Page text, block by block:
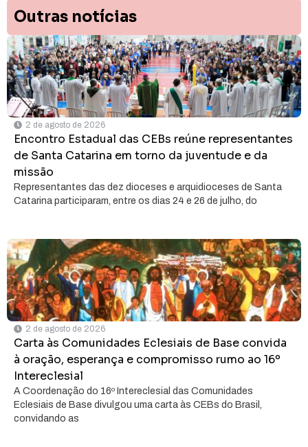
Outras notícias
2 de agosto de 2026
Encontro Estadual das CEBs reúne representantes
de Santa Catarina em torno da juventude e da
missão
Representantes das dez dioceses e arquidioceses de Santa
Catarina participaram, entre os dias 24 e 26 de julho, do
2 de agosto de 2026
Carta às Comunidades Eclesiais de Base convida
à oração, esperança e compromisso rumo ao 16º
Intereclesial
A Coordenação do 16º Intereclesial das Comunidades
Eclesiais de Base divulgou uma carta às CEBs do Brasil,
convidando as